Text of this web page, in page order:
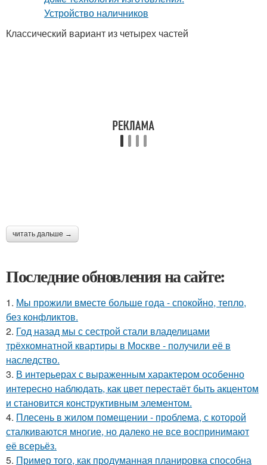
Классический вариант из четырех частей
читать дальше →
Последние обновления на сайте:
1. Мы прожили вместе больше года - спокойно, тепло,
без конфликтов.
2. Год назад мы с сестрой стали владелицами
трёхкомнатной квартиры в Москве - получили её в
наследство.
3. В интерьерах с выраженным характером особенно
интересно наблюдать, как цвет перестаёт быть акцентом
и становится конструктивным элементом.
4. Плесень в жилом помещении - проблема, с которой
сталкиваются многие, но далеко не все воспринимают
её всерьёз.
5. Пример того, как продуманная планировка способна